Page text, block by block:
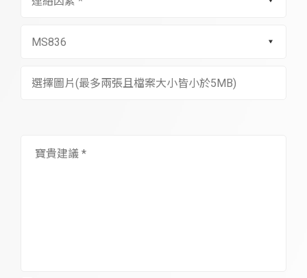
選擇圖片(最多兩張且檔案大小皆小於5MB)